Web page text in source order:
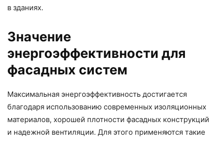
в зданиях.
Значение
энергоэффективности для
фасадных систем
Максимальная энергоэффективность достигается
благодаря использованию современных изоляционных
материалов, хорошей плотности фасадных конструкций
и надежной вентиляции. Для этого применяются такие